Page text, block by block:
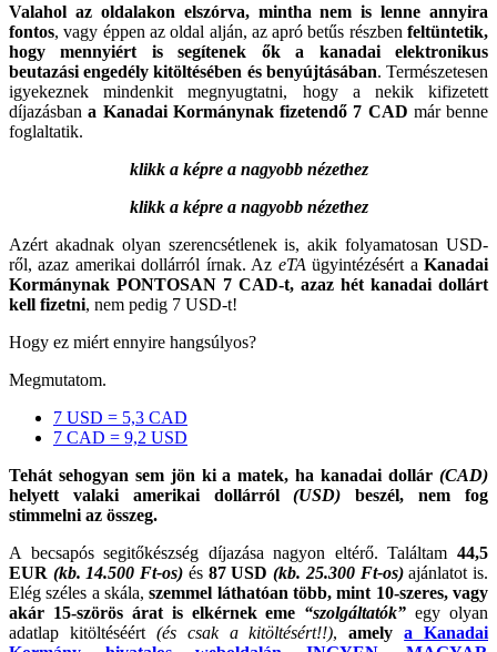
Valahol az oldalakon elszórva, mintha nem is lenne annyira
fontos, vagy éppen az oldal alján, az apró betűs részben feltüntetik,
hogy mennyiért is segítenek ők a kanadai elektronikus
beutazási engedély kitöltésében és benyújtásában. Természetesen
igyekeznek mindenkit megnyugtatni, hogy a nekik kifizetett
díjazásbana Kanadai Kormánynak fizetendő 7 CAD már benne
foglaltatik.
klikk a képre a nagyobb nézethez
klikk a képre a nagyobb nézethez
Azért akadnak olyan szerencsétlenek is, akik folyamatosan USD-
ről, azaz amerikai dollárról írnak. Az eTA ügyintézésért aKanadai
Kormánynak PONTOSAN 7 CAD-t, azaz hét kanadai dollárt
kell fizetni, nem pedig 7 USD-t!
Hogy ez miért ennyire hangsúlyos?
Megmutatom.
7 USD = 5,3 CAD
7 CAD = 9,2 USD
Tehát sehogyan sem jön ki a matek, ha kanadai dollár (CAD)
helyett valaki amerikai dollárról(USD) beszél, nem fog
stimmelni az összeg.
A becsapós segitőkészség díjazása nagyon eltérő. Találtam 44,5
EUR (kb. 14.500 Ft-os) és87 USD(kb. 25.300 Ft-os)ajánlatot is.
Elég széles a skála,szemmel láthatóan több, mint 10-szeres, vagy
akár 15-szörös árat is elkérnek eme “szolgáltatók” egy olyan
adatlap kitöltéséért (és csak a kitöltésért!!),amelya Kanadai